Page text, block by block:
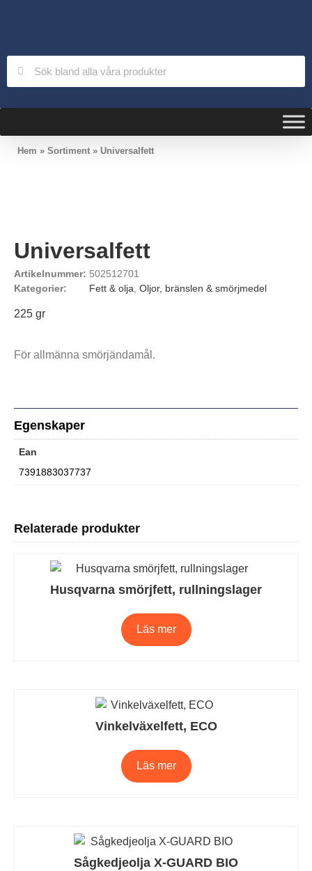
Hem » Sortiment » Universalfett
Universalfett
Artikelnummer: 502512701
Kategorier:
Fett & olja Oljor, bränslen & smörjmedel
225 gr
För allmänna smörjändamål.
Egenskaper
Ean
7391883037737
Relaterade produkter
Husqvarna smörjfett, rullningslager
Läs mer
Vinkelväxelfett, ECO
Läs mer
Sågkedjeolja X-GUARD BIO